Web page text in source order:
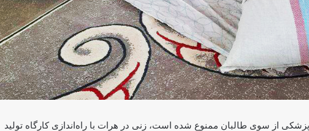
از سوی طالبان ممنوع شده است، زنی در هرات با راه‌اندازی کارگاه تولید